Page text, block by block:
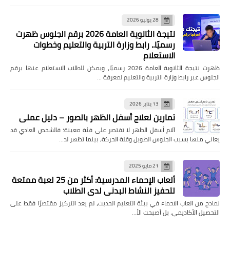
28 يوليو 2026
نتيجة الثانوية العامة 2026 برقم الجلوس ظهرت
رسميًا.. رابط وزارة التربية والتعليم وخطوات
الاستعلام
ظهرت نتيجة الثانوية العامة 2026 رسميًا، ويمكن للطلاب الاستعلام عنها برقم
الجلوس عبر رابط وزارة التربية والتعليم لمعرفة …
13 يناير 2026
تمارين لعلاج أسفل الظهر بالصور – دليل عملي
آلام أسفل الظهر لا تقتصر على فئة معينة؛ فالشخص العادي قد
يعاني منها بسبب الجلوس الطويل وقلة الحركة، بينما تظهر لد…
21 مايو 2025
ألعاب الإحماء المدرسية: أكثر من 25 لعبة ممتعة
لتحفيز النشاط البدني لدى الطلاب
نماذج من العاب الاحماء في بيئة التعليم الحديث، لم يعد التركيز مقتصرًا فقط على
التحصيل الأكاديمي، بل أصبحت الأ…